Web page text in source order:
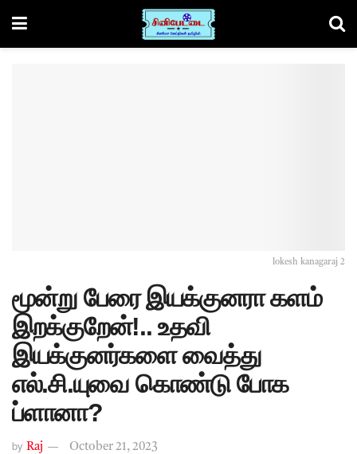
lokesh kanagaraj 2
மூன்று பேரை இயக்குனரா களம்
இறக்குறேன்!.. உதவி
இயக்குனர்களை வைத்து
எல்.சி.யுவை கொண்டு போக
ப்ளானா?
by Raj October 21, 2023